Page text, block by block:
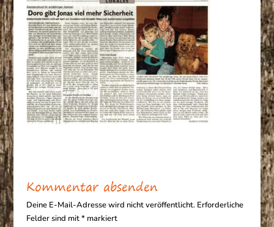
Kommentar absenden
Deine E-Mail-Adresse wird nicht veröffentlicht. Erforderliche
Felder sind mit*markiert